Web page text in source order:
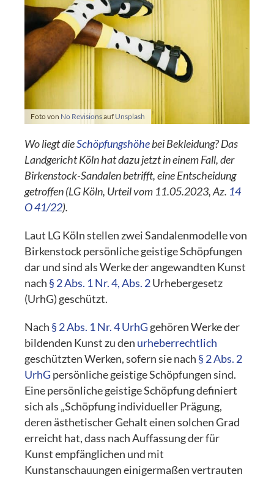
Foto von No Revisionsauf Unsplash
Wo liegt dieSchöpfungshöhebei Bekleidung? Das
Landgericht Köln hat dazu jetzt in einem Fall, der
Birkenstock-Sandalen betrifft, eine Entscheidung
getroffen (LG Köln, Urteil vom 11.05.2023, Az. 14
O 41/22).
Laut LG Köln stellen zwei Sandalenmodelle von
Birkenstock persönliche geistige Schöpfungen
dar und sind als Werke der angewandten Kunst
nach § 2 Abs. 1 Nr. 4, Abs. 2Urhebergesetz
(UrhG) geschützt.
Nach § 2 Abs. 1 Nr. 4 UrhG gehören Werke der
bildenden Kunst zu den urheberrechtlich
geschützten Werken, sofern sie nach § 2 Abs. 2
UrhG persönliche geistige Schöpfungen sind.
Eine persönliche geistige Schöpfung definiert
sich als „Schöpfung individueller Prägung,
deren ästhetischer Gehalt einen solchen Grad
erreicht hat, dass nach Auffassung der für
Kunst empfänglichen und mit
Kunstanschauungen einigermaßen vertrauten